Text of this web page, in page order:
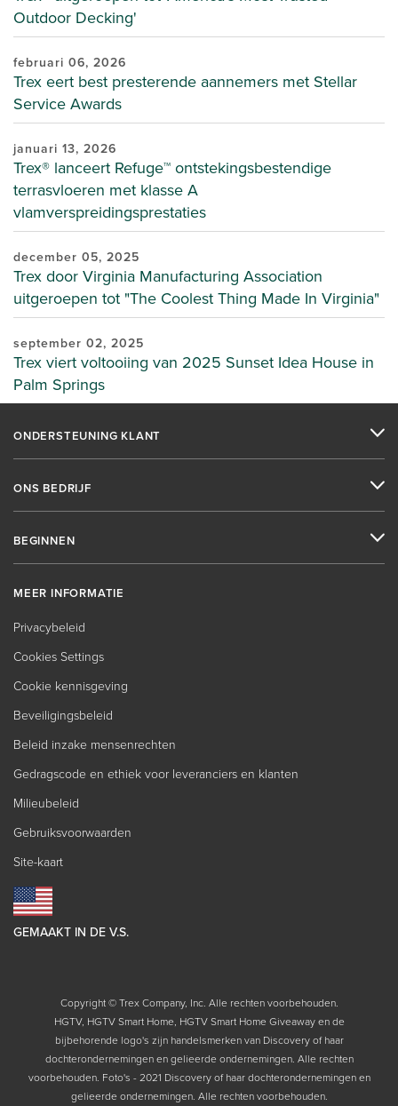
Outdoor Decking'
februari 06, 2026
Trex eert best presterende aannemers met Stellar
Service Awards
januari 13, 2026
Trex® lanceert Refuge™ ontstekingsbestendige
terrasvloeren met klasse A
vlamverspreidingsprestaties
december 05, 2025
Trex door Virginia Manufacturing Association
uitgeroepen tot "The Coolest Thing Made In Virginia"
september 02, 2025
Trex viert voltooiing van 2025 Sunset Idea House in
Palm Springs
ONDERSTEUNING KLANT
ONS BEDRIJF
BEGINNEN
MEER INFORMATIE
Privacybeleid
Cookies Settings
Cookie kennisgeving
Beveiligingsbeleid
Beleid inzake mensenrechten
Gedragscode en ethiek voor leveranciers en klanten
Milieubeleid
Gebruiksvoorwaarden
Site-kaart
GEMAAKT IN DE V.S.
Copyright © Trex Company, Inc. Alle rechten voorbehouden.
HGTV, HGTV Smart Home, HGTV Smart Home Giveaway en de
bijbehorende logo's zijn handelsmerken van Discovery of haar
dochterondernemingen en gelieerde ondernemingen. Alle rechten
voorbehouden. Foto's - 2021 Discovery of haar dochterondernemingen en
gelieerde ondernemingen. Alle rechten voorbehouden.